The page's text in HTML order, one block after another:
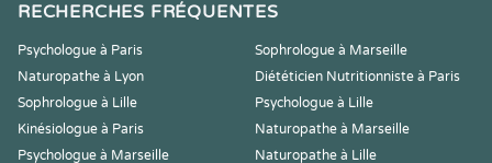
RECHERCHES FRÉQUENTES
Psychologue à Paris
Sophrologue à Marseille
Naturopathe à Lyon
Diététicien Nutritionniste à Paris
Sophrologue à Lille
Psychologue à Lille
Kinésiologue à Paris
Naturopathe à Marseille
Psychologue à Marseille
Naturopathe à Lille